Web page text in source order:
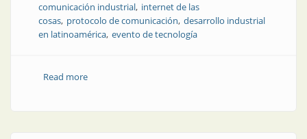
comunicación industrial internet de las
cosas protocolo de comunicación desarrollo industrial
en latinoamérica evento de tecnología
Read moreabout The Things Conference en Argentina: IoT y